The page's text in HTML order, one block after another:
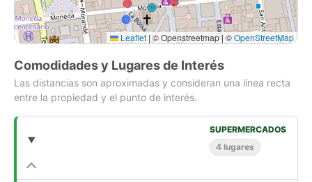
Leaflet | © Openstreetmap | ©OpenStreetMap
Comodidades y Lugares de Interés
Las distancias son aproximadas y consideran una línea recta
entre la propiedad y el punto de interés.
SUPERMERCADOS
4 lugares